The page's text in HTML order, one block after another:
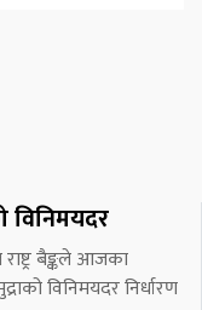
विनिमयदर
बैङ्कले आजका
विनिमयदर निर्धारण